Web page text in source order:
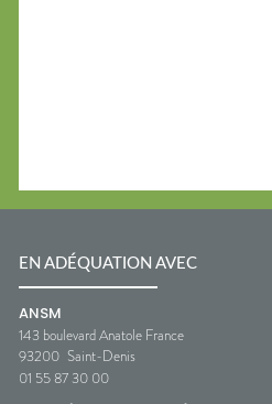
EN ADÉQUATION AVEC
ANSM
143 boulevard Anatole France
93200 Saint-Denis
01 55 87 30 00